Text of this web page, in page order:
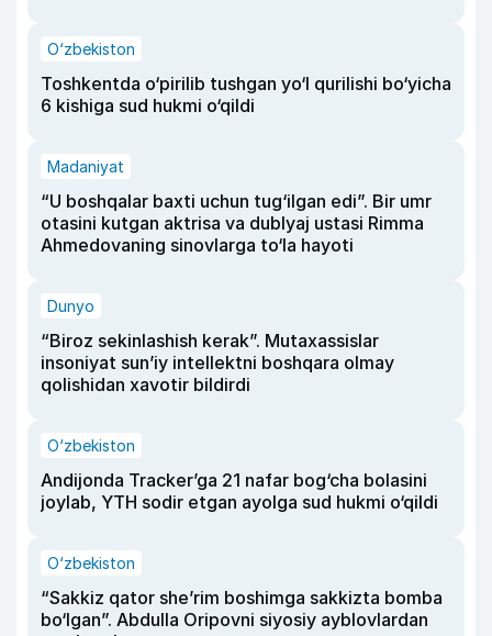
O‘zbekiston
Toshkentda o‘pirilib tushgan yo‘l qurilishi bo‘yicha
6 kishiga sud hukmi o‘qildi
Madaniyat
“U boshqalar baxti uchun tug‘ilgan edi”. Bir umr
otasini kutgan aktrisa va dublyaj ustasi Rimma
Ahmedovaning sinovlarga to‘la hayoti
Dunyo
“Biroz sekinlashish kerak”. Mutaxassislar
insoniyat sun’iy intellektni boshqara olmay
qolishidan xavotir bildirdi
O‘zbekiston
Andijonda Tracker’ga 21 nafar bog‘cha bolasini
joylab, YTH sodir etgan ayolga sud hukmi o‘qildi
O‘zbekiston
“Sakkiz qator she’rim boshimga sakkizta bomba
bo‘lgan”. Abdulla Oripovni siyosiy ayblovlardan